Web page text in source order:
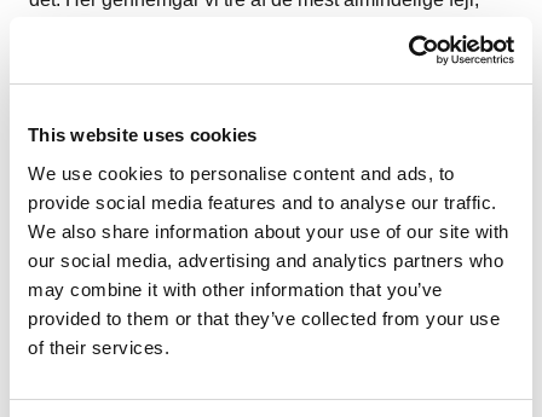
This website uses cookies
We use cookies to personalise content and ads, to
provide social media features and to analyse our traffic.
We also share information about your use of our site with
our social media, advertising and analytics partners who
may combine it with other information that you’ve
provided to them or that they’ve collected from your use
of their services.
1. “Støbejern er vedligeholdelsesfrit”
Det er en udbredt misforståelse, at støbejern ikke kræver
vedligeholdelse. Faktisk er det det modsatte:
Støbejern er modtageligt over for rust, og hvis overfladen
ikke beskyttes, vil den med tiden korrodere – især i
fugtigt, dansk klima.
Sådan undgår du fejlen:
Behandl pejsen én gang om året med
Beskyt den mod regn og fugt, når den ikke er i